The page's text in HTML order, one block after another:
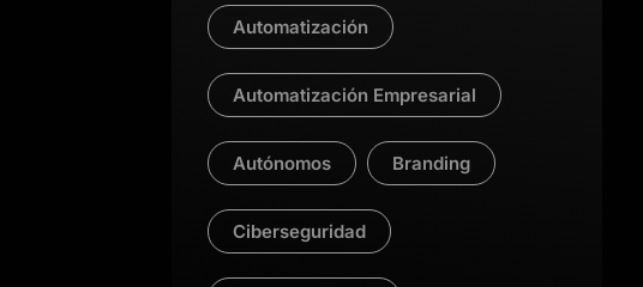
Automatización
Automatización Empresarial
Autónomos Branding
Ciberseguridad